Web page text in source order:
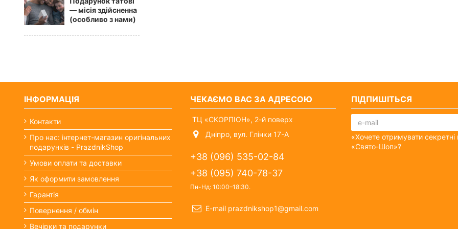
— місія здійсненна
(особливо з нами)
ІНФОРМАЦІЯ
Контакти
Про нас: інтернет-магазин оригінальних
подарунків - PrazdnikShop
Умови оплати та доставки
Як оформити замовлення
Гарантія
Повернення / обмін
Вечірки та подарунки
ЧЕКАЄМО ВАС ЗА АДРЕСОЮ
ТЦ «СКОРПІОН», 2-й поверх
Дніпро, вул. Глінки 17-А
+38 (096) 535-02-84
+38 (095) 740-78-37
Пн-Нд: 10:00–18:30.
E-mail prazdnikshop1@gmail.com
ПІДПИШІТЬСЯ
«Хочете отримувати секретні
«Свято-Шоп»?